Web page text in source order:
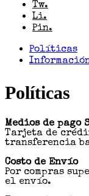
Tw.
Li.
Pin.
Políticas
Políticas
Medios de pago
Tarjeta de
transferencia
Costo de Envío
Por compras
el envío.